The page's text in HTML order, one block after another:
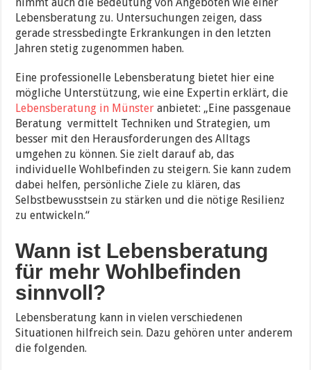
Lebensberatung zu. Untersuchungen zeigen, dass
gerade stressbedingte Erkrankungen in den letzten
Jahren stetig zugenommen haben.
Eine professionelle Lebensberatung bietet hier eine
mögliche Unterstützung, wie eine Expertin erklärt, die
Lebensberatung in Münster anbietet: „Eine passgenaue
Beratung vermittelt Techniken und Strategien, um
besser mit den Herausforderungen des Alltags
umgehen zu können. Sie zielt darauf ab, das
individuelle Wohlbefinden zu steigern. Sie kann zudem
dabei helfen, persönliche Ziele zu klären, das
Selbstbewusstsein zu stärken und die nötige Resilienz
zu entwickeln.“
Wann ist Lebensberatung
für mehr Wohlbefinden
sinnvoll?
Lebensberatung kann in vielen verschiedenen
Situationen hilfreich sein. Dazu gehören unter anderem
die folgenden.